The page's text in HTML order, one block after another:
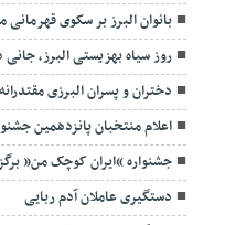
بیش از ۹۰ درصد هزینه درمان زوجین نابارور پرداخت می‌شود
دستگیری عاملان حمله به
تمام دستگاه های خدمات
داشته باشند
سومی ایران در رده بندی ۵ وزن کشتی فرنگی
جزایر سه گانه از قدیم متعلق
اردوی “تمشک” فرصتی برای